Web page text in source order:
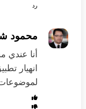
رد
محمود
أنا عندي
انهيار